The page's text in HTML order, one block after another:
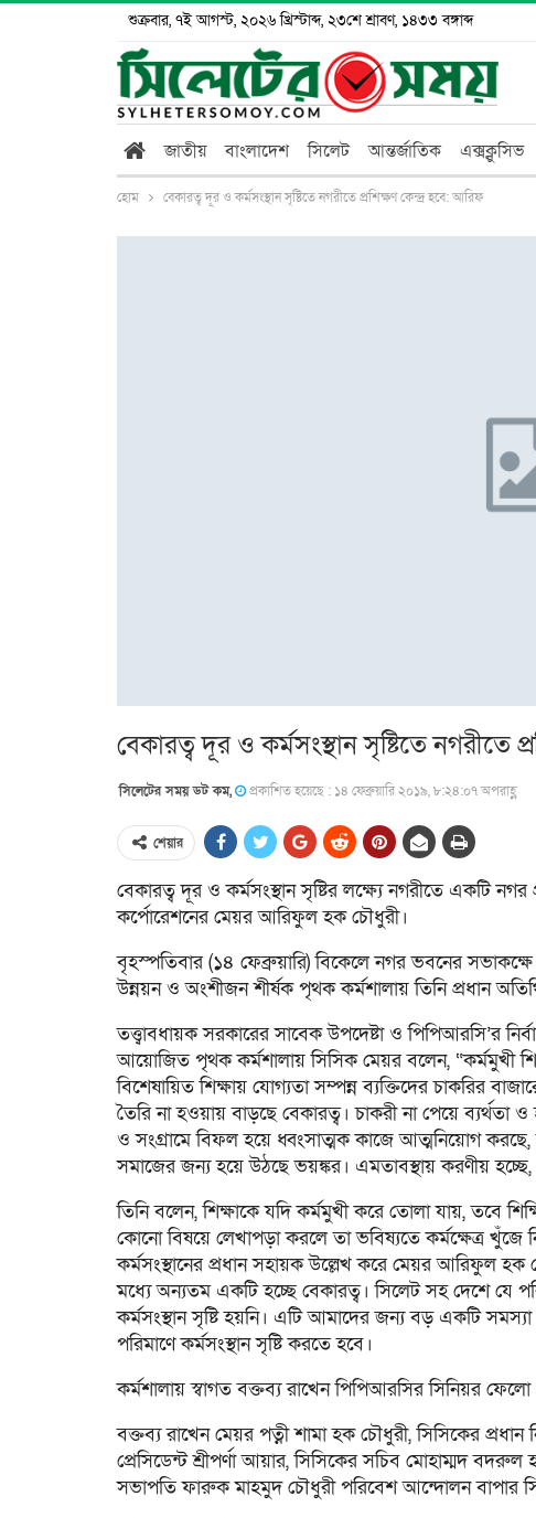
শুক্রবার, ৭ই আগস্ট, ২০২৬ খ্রিস্টাব্দ, ২৩শে শ্রাবণ, ১৪৩৩ বঙ্গাব্দ
জাতীয় বাংলাদেশ সিলেট আন্তর্জাতিক এক্সক্লুসিভ
হোম বেকারত্ব দূর ও কর্মসংস্থান সৃষ্টিতে নগরীতে প্রশিক্ষণ কেন্দ্র হবে: আরিফ
বেকারত্ব দূর ও কর্মসংস্থান সৃষ্টিতে নগরীতে
সিলেটের সময় ডট কম, প্রকাশিত হয়েছে : ১৪ ফেব্রুয়ারি ২০১৯, ৮:২৪:০৭ অপরাহ্ণ
শেয়ার
বেকারত্ব দূর ও কর্মসংস্থান সৃষ্টির লক্ষ্যে নগরীতে একটি
কর্পোরেশনের মেয়র আরিফুল হক চৌধুরী।
বৃহস্পতিবার (১৪ ফেব্রুয়ারি) বিকেলে নগর ভবনের
উন্নয়ন ও অংশীজন শীর্ষক পৃথক কর্মশালায় তিনি প্রধান
তত্ত্বাবধায়ক সরকারের সাবেক উপদেষ্টা ও পিপিআরসি’র
আয়োজিত পৃথক কর্মশালায় সিসিক মেয়র বলেন, “কর্মমুখী
বিশেষায়িত শিক্ষায় যোগ্যতা সম্পন্ন ব্যক্তিদের চাকরির
তৈরি না হওয়ায় বাড়ছে বেকারত্ব। চাকরী না পেয়ে
ও সংগ্রামে বিফল হয়ে ধ্বংসাত্মক কাজে আত্মনিয়োগ
সমাজের জন্য হয়ে উঠছে ভয়ঙ্কর। এমতাবস্থায় করণীয়
তিনি বলেন, শিক্ষাকে যদি কর্মমুখী করে তোলা যায়, তবে
কোনো বিষয়ে লেখাপড়া করলে তা ভবিষ্যতে কর্মক্ষেত্র খুঁজে
কর্মসংস্থানের প্রধান সহায়ক উল্লেখ করে মেয়র আরিফুল
মধ্যে অন্যতম একটি হচ্ছে বেকারত্ব। সিলেট সহ দেশে যে
কর্মসংস্থান সৃষ্টি হয়নি। এটি আমাদের জন্য বড় একটি
পরিমাণে কর্মসংস্থান সৃষ্টি করতে হবে।
কর্মশালায় স্বাগত বক্তব্য রাখেন পিপিআরসির সিনিয়র
বক্তব্য রাখেন মেয়র পত্নী শামা হক চৌধুরী, সিসিকের
প্রেসিডেন্ট শ্রীপর্ণা আয়ার, সিসিকের সচিব মোহাম্মদ
সভাপতি ফারুক মাহমুদ চৌধুরী পরিবেশ আন্দোলন বাপার